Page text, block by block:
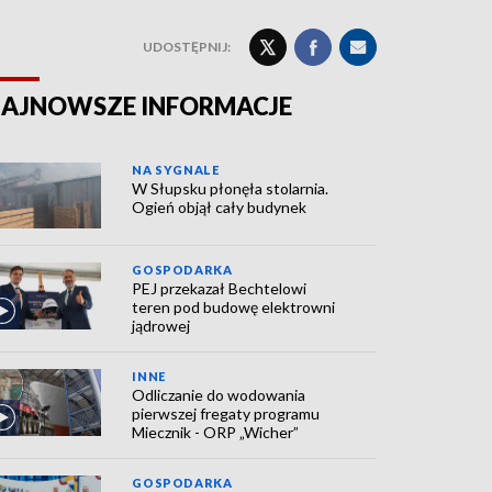
UDOSTĘPNIJ:
INFORMACJE
NA SYGNALE
W Słupsku płonęła stolarnia.
Ogień objął cały budynek
GOSPODARKA
PEJ przekazał Bechtelowi
teren pod budowę elektrowni
jądrowej
INNE
Odliczanie do wodowania
pierwszej fregaty programu
Miecznik - ORP „Wicher”
GOSPODARKA